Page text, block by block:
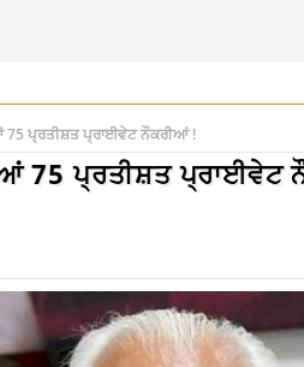
75 ਪ੍ਰਤੀਸ਼ਤ ਪ੍ਰਾਈਵੇਟ ਨੌਕਰੀਆਂ !
75 ਪ੍ਰਤੀਸ਼ਤ ਪ੍ਰਾਈਵੇਟ